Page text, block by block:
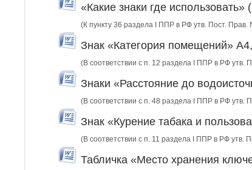
«Какие знаки где использовать»
(К пункту 36 раздела I ППР в РФ утв. Пост.
Знак «Категория помещений»
(В соответствии с п. 12 раздела I ППР в РФ утв.
Знаки «Расстояние до
(В соответствии с п. 48 раздела I ППР в РФ утв.
Знак «Курение табака и
(В соответствии с п. 11 раздела I ППР в РФ утв.
Табличка «Место хранения